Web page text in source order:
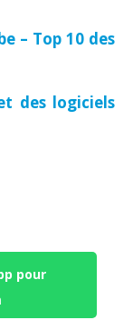
– Top 10 des
des logiciels
pour